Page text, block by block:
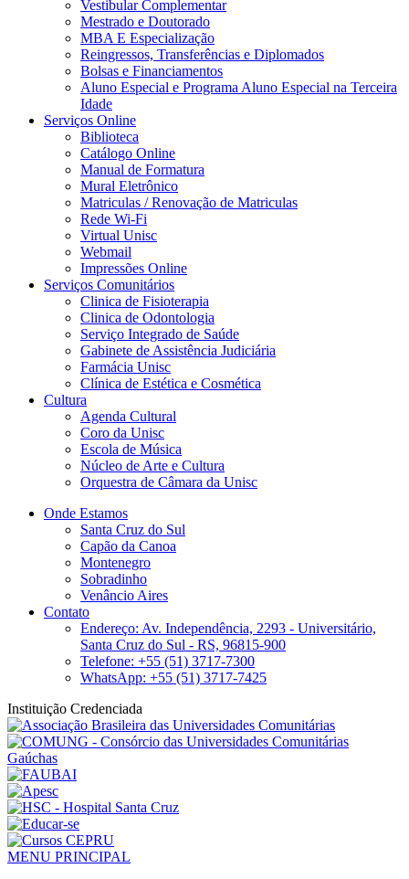
Vestibular Complementar
Mestrado e Doutorado
MBA E Especialização
Reingressos, Transferências e Diplomados
Bolsas e Financiamentos
Aluno Especial e Programa Aluno Especial na Terceira
Idade
Serviços Online
Biblioteca
Catálogo Online
Manual de Formatura
Mural Eletrônico
Matriculas / Renovação de Matriculas
Rede Wi-Fi
Virtual Unisc
Webmail
Impressões Online
Serviços Comunitários
Clinica de Fisioterapia
Clinica de Odontologia
Serviço Integrado de Saúde
Gabinete de Assistência Judiciária
Farmácia Unisc
Clínica de Estética e Cosmética
Cultura
Agenda Cultural
Coro da Unisc
Escola de Música
Núcleo de Arte e Cultura
Orquestra de Câmara da Unisc
Onde Estamos
Santa Cruz do Sul
Capão da Canoa
Montenegro
Sobradinho
Venâncio Aires
Contato
Endereço: Av. Independência, 2293 - Universitário,
Santa Cruz do Sul - RS, 96815-900
Telefone: +55 (51) 3717-7300
WhatsApp: +55 (51) 3717-7425
Instituição Credenciada
MENU PRINCIPAL